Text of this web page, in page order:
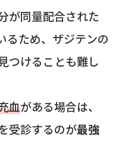
が同量配合された
るため、ザジテンの
つけることも難し
血がある場合は、
受診するのが最強